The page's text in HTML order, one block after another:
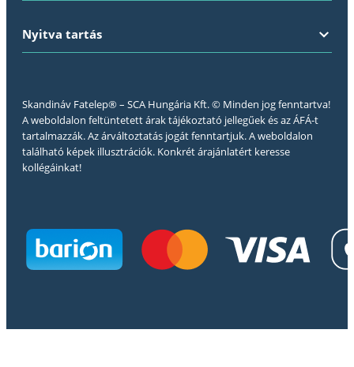
Nyitva tartás
Skandináv Fatelep® – SCA Hungária Kft. © Minden jog fenntartva!
A weboldalon feltüntetett árak tájékoztató jellegűek és az ÁFÁ-t
tartalmazzák. Az árváltoztatás jogát fenntartjuk. A weboldalon
található képek illusztrációk. Konkrét árajánlatért keresse
kollégáinkat!